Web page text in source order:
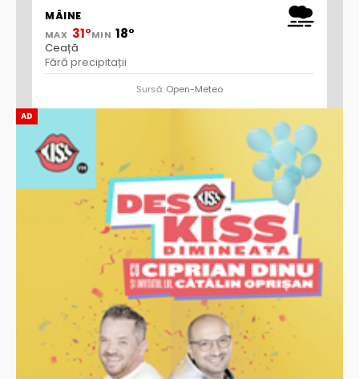
AD
MÂINE
MAX 31°MIN 18°
Ceață
Fără precipitații
Sursă: Open-Meteo